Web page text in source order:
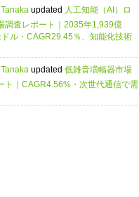
updated 人工知能（AI）ロ
調査レポート｜2035年1,939億
ル・CAGR29.45％、知能化技術
updated 低雑音増幅器市場
ト｜CAGR4.56%・次世代通信で需